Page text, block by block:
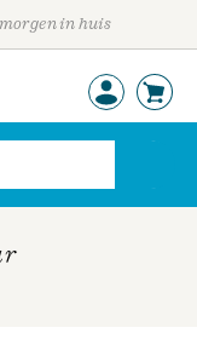
in huis